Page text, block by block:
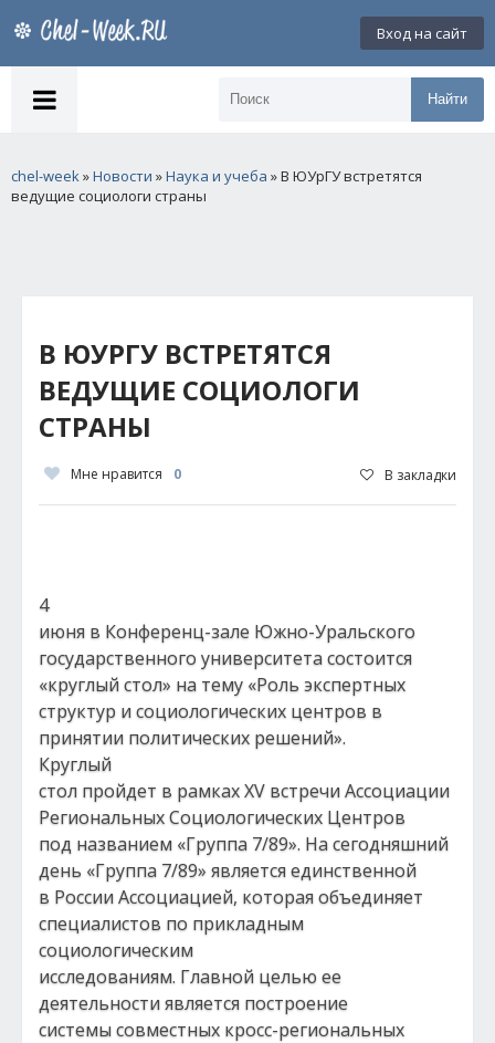
Вход на сайт
Найти
chel-week»Новости »Наука и учеба » В ЮУрГУ встретятся
ведущие социологи страны
В ЮУРГУ ВСТРЕТЯТСЯ
ВЕДУЩИЕ СОЦИОЛОГИ
СТРАНЫ
Мне нравится 0 В закладки
4
июня в Конференц-зале Южно-Уральского
государственного университета состоится
«круглый стол» на тему «Роль экспертных
структур и социологических центров в
принятии политических решений».
Круглый
стол пройдет в рамках XV встречи Ассоциации
Региональных Социологических Центров
под названием «Группа 7/89». На сегодняшний
день «Группа 7/89» является единственной
в России Ассоциацией, которая объединяет
специалистов по прикладным
социологическим
исследованиям. Главной целью ее
деятельности является построение
системы совместных кросс-региональных